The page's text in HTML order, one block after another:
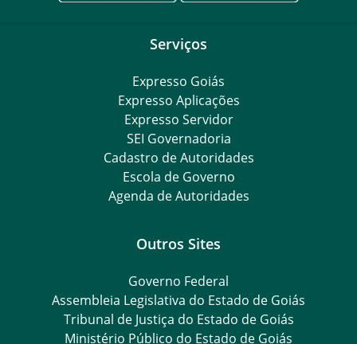
Serviços
Expresso Goiás
Expresso Aplicações
Expresso Servidor
SEI Governadoria
Cadastro de Autoridades
Escola de Governo
Agenda de Autoridades
Outros Sites
Governo Federal
Assembleia Legislativa do Estado de Goiás
Tribunal de Justiça do Estado de Goiás
Ministério Público do Estado de Goiás